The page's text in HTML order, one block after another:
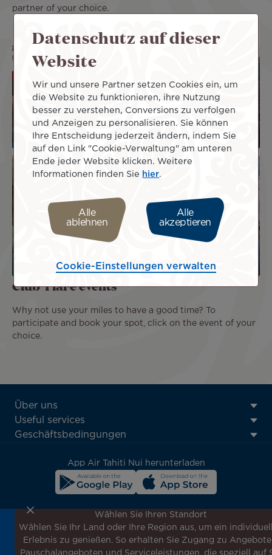
partner of your choice.
Image
Gourmet Passport -
A guide for gourmet,
cultural and leisure
Image
AOA Polynesian
Forests - Outdoor
Image
Hotel Reva Tahiti -
Image
Manava Beach
Resort & Spa Moorea
Club Tiare events
Why not use your miles to have a good time? To
participate and book your spot, click on the event of your
choice.
ATN:
Footer
menu
Über uns
Useful services
Geschäftsbedingungen
App Air Tahiti Nui herunterladen
Melden Sie sich für unseren Newsletter an, um die
neuesten Nachrichten zu erhalten!
Wählen Sie Ihren Standort
Wählen Sie Ihr Land oder Ihre Region aus, um ein
Erlebnis zu genießen. So erhalten Sie Zugang zu
Pauschalangeboten und Serviceleistungen, die speziell auf
Datenschutz auf dieser
Website
Wir und unsere Partner setzen Cookies ein, um
die Website zu funktionieren, ihre Nutzung
besser zu verstehen, Conversions zu verfolgen
und Anzeigen zu personalisieren. Sie können
Ihre Entscheidung jederzeit ändern, indem Sie
auf den Link "Cookie-Verwaltung" am unteren
Ende jeder Website klicken. Weitere
Informationen finden Sie hier.
Alle
ablehnen
Alle
akzeptieren
Cookie-Einstellungen verwalten